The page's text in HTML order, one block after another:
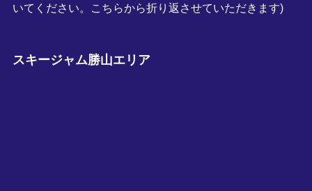
いてください。こちらから折り返させていただきます)
スキージャム勝山エリア